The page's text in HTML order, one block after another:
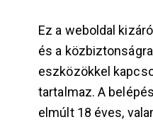
éjjellátó
órás üzemidőt kínál
a nagy szilárdságú
a katonai szintű
Ez a weboldal
és a
eszközökkel
tartalmaz. A
elmúlt 18 éves,